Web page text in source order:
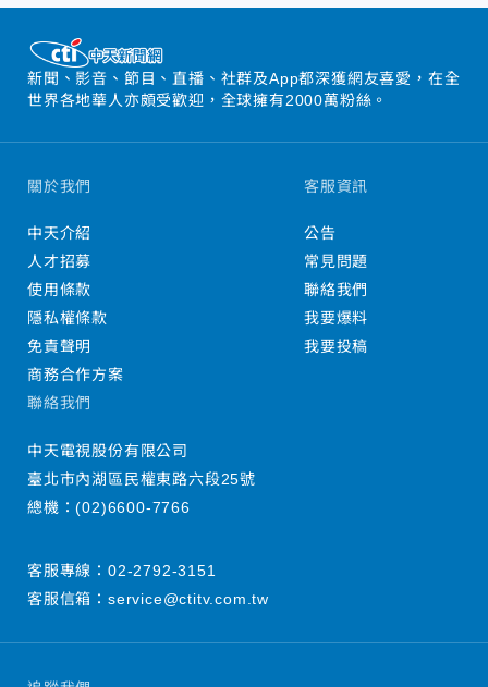
新聞、影音、節目、直播、社群及App都深獲網友喜愛，在全
世界各地華人亦頗受歡迎，全球擁有2000萬粉絲。
關於我們
中天介紹
人才招募
使用條款
隱私權條款
免責聲明
商務合作方案
客服資訊
公告
常見問題
聯絡我們
我要爆料
我要投稿
聯絡我們
中天電視股份有限公司
臺北市內湖區民權東路六段25號
總機：(02)6600-7766
客服專線： 02-2792-3151
客服信箱： service@ctitv.com.tw